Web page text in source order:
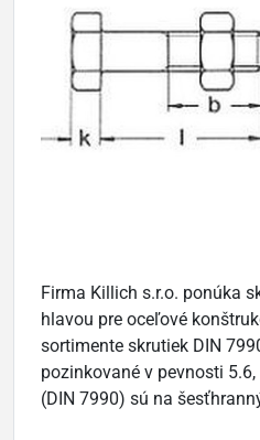
Firma Killich s.r.o. ponúka
hlavou pre oceľové
sortimente skrutiek DIN
pozinkované v pevnosti
(DIN 7990) sú na